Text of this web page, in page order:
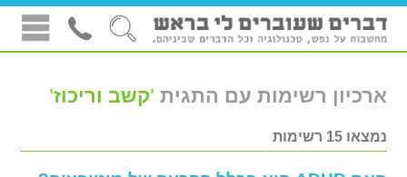
ארכיון רשימות עם התגית 'קשב וריכוז'
נמצאו 15 רשימות